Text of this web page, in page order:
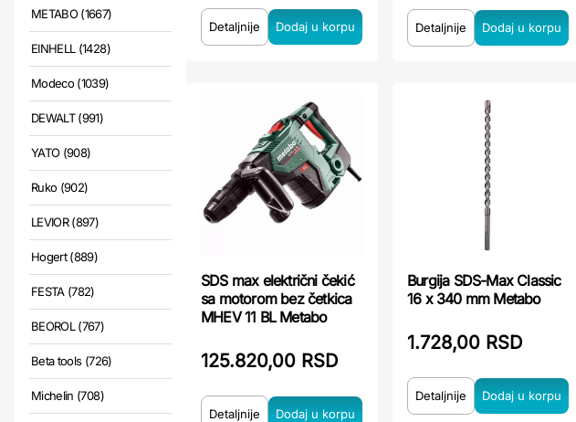
METABO (1667)
EINHELL (1428)
Modeco (1039)
DEWALT (991)
YATO (908)
Ruko (902)
LEVIOR (897)
Hogert (889)
FESTA (782)
BEOROL (767)
Beta tools (726)
Michelin (708)
Detaljnije Detaljnije
SDS max električni čekić
sa motorom bez četkica
MHEV 11 BL Metabo
125.820,00 RSD
Detaljnije
Burgija SDS-Max Classic
16 x 340 mm Metabo
1.728,00 RSD
Detaljnije